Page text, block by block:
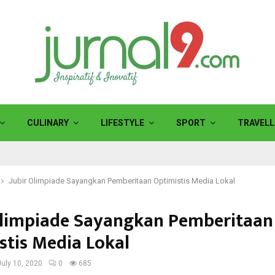
CULINARY LIFESTYLE SPORT
Jubir Olimpiade Sayangkan Pemberitaan Optimistis Media Lokal
Sayangkan Pemberitaan
Media Lokal
10, 2020 0 685